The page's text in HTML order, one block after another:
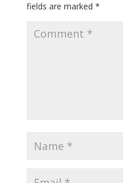
fields are marked *